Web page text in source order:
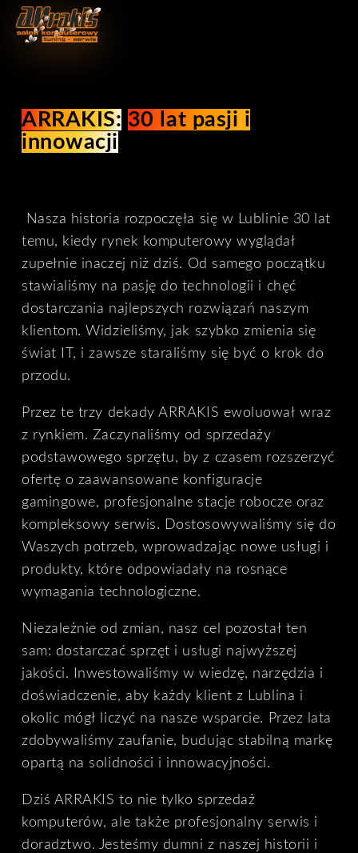
ARRAKIS: 30 lat pasji i
innowacji
Nasza historia rozpoczęła się w Lublinie 30 lat
temu, kiedy rynek komputerowy wyglądał
zupełnie inaczej niż dziś. Od samego początku
stawialiśmy na pasję do technologii i chęć
dostarczania najlepszych rozwiązań naszym
klientom. Widzieliśmy, jak szybko zmienia się
świat IT, i zawsze staraliśmy się być o krok do
przodu.
Przez te trzy dekady ARRAKIS ewoluował wraz
z rynkiem. Zaczynaliśmy od sprzedaży
podstawowego sprzętu, by z czasem rozszerzyć
ofertę o zaawansowane konfiguracje
gamingowe, profesjonalne stacje robocze oraz
kompleksowy serwis. Dostosowywaliśmy się do
Waszych potrzeb, wprowadzając nowe usługi i
produkty, które odpowiadały na rosnące
wymagania technologiczne.
Niezależnie od zmian, nasz cel pozostał ten
sam: dostarczać sprzęt i usługi najwyższej
jakości. Inwestowaliśmy w wiedzę, narzędzia i
doświadczenie, aby każdy klient z Lublina i
okolic mógł liczyć na nasze wsparcie. Przez lata
zdobywaliśmy zaufanie, budując stabilną markę
opartą na solidności i innowacyjności.
Dziś ARRAKIS to nie tylko sprzedaż
komputerów, ale także profesjonalny serwis i
doradztwo. Jesteśmy dumni z naszej historii i